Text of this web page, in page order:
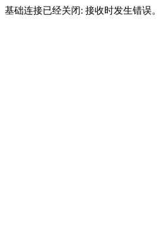
基础连接已经关闭: 接收时发生错误。